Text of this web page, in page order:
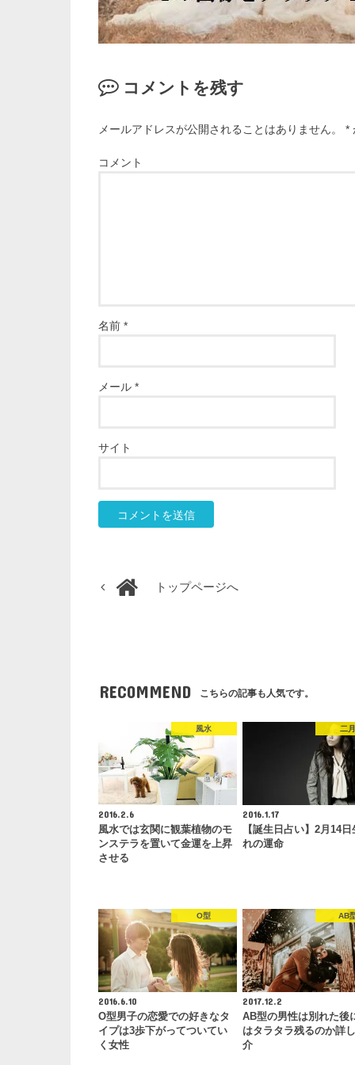
コメントを残す
メールアドレスが公開されることはありません。 *
コメント
名前 *
メール *
サイト
トップページへ
RECOMMEND こちらの記事も人気です。
風水
2016.2.6
風水では玄関に観葉植物のモ
ンステラを置いて金運を上昇
させる
二
2016.1.17
【誕生日占い】2月14日
れの運命
O型
2016.6.10
O型男子の恋愛での好きなタ
イプは3歩下がってついてい
く女性
AB
2017.12.2
AB型の男性は別れた後
はタラタラ残るのか詳
介